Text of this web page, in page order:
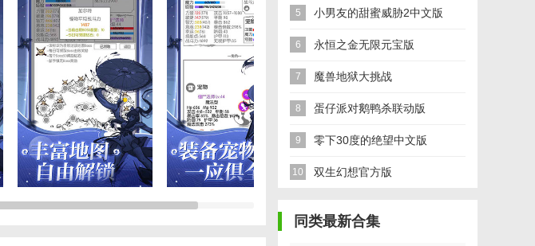
5 小男友的甜蜜威胁2中文版
6 永恒之金无限元宝版
7 魔兽地狱大挑战
8 蛋仔派对鹅鸭杀联动版
9 零下30度的绝望中文版
10 双生幻想官方版
同类最新合集